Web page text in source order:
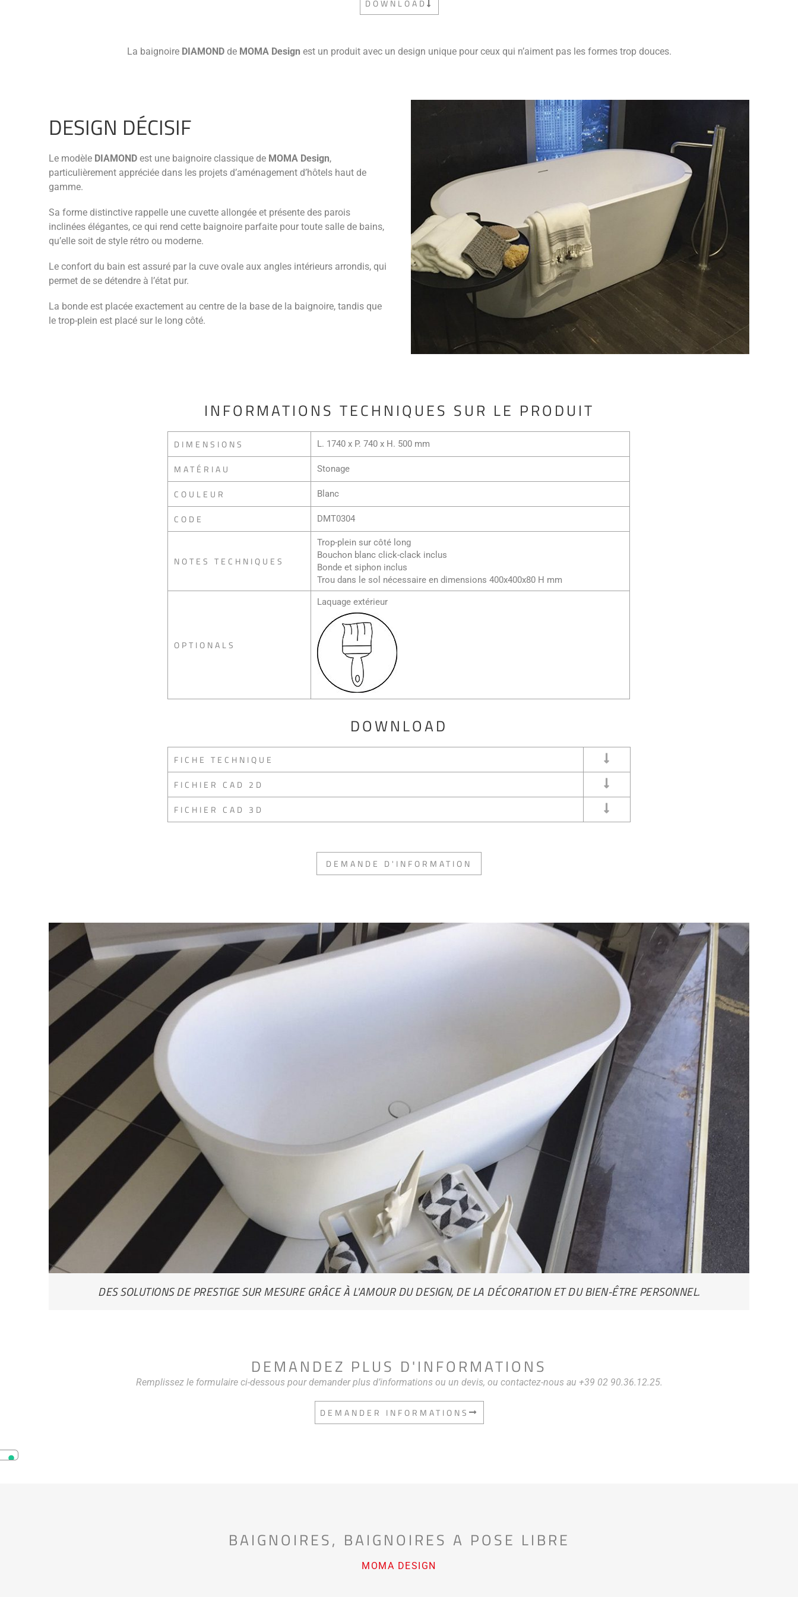
DOWNLOAD
La baignoire DIAMONDde MOMA Design est un produit avec un design unique pour ceux qui n’aiment pas les formes trop douces.
DESIGN DÉCISIF
Le modèle DIAMOND est une baignoire classique de MOMA Design,
particulièrement appréciée dans les projets d’aménagement d’hôtels haut de
gamme.
Sa forme distinctive rappelle une cuvette allongée et présente des parois
inclinées élégantes, ce qui rend cette baignoire parfaite pour toute salle de bains,
qu’elle soit de style rétro ou moderne.
Le confort du bain est assuré par la cuve ovale aux angles intérieurs arrondis, qui
permet de se détendre à l’état pur.
La bonde est placée exactement au centre de la base de la baignoire, tandis que
le trop-plein est placé sur le long côté.
INFORMATIONS TECHNIQUES SUR LE PRODUIT
DIMENSIONS L. 1740 x P. 740 x H. 500 mm
MATÉRIAU Stonage
COULEUR Blanc
CODE DMT0304
NOTES TECHNIQUES
Trop-plein sur côté long
Bouchon blanc click-clack inclus
Bonde et siphon inclus
Trou dans le sol nécessaire en dimensions 400x400x80 H mm
OPTIONALS
Laquage extérieur
DOWNLOAD
FICHE TECHNIQUE
FICHIER CAD 2D
FICHIER CAD 3D
DEMANDE D'INFORMATION
DES SOLUTIONS DE PRESTIGE SUR MESURE GRÂCE À L'AMOUR DU DESIGN, DE LA DÉCORATION ET DU BIEN-ÊTRE PERSONNEL.
DEMANDEZ PLUS D'INFORMATIONS
Remplissez le formulaire ci-dessous pour demander plus d’informations ou un devis, ou contactez-nous au +39 02 90.36.12.25.
DEMANDER INFORMATIONS
BAIGNOIRES, BAIGNOIRES A POSE LIBRE
MOMA DESIGN